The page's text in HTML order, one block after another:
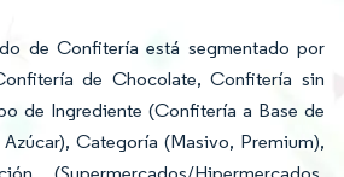
de Confitería está segmentado por
de Chocolate, Confitería sin
de Ingrediente (Confitería a Base de
Categoría (Masivo, Premium),